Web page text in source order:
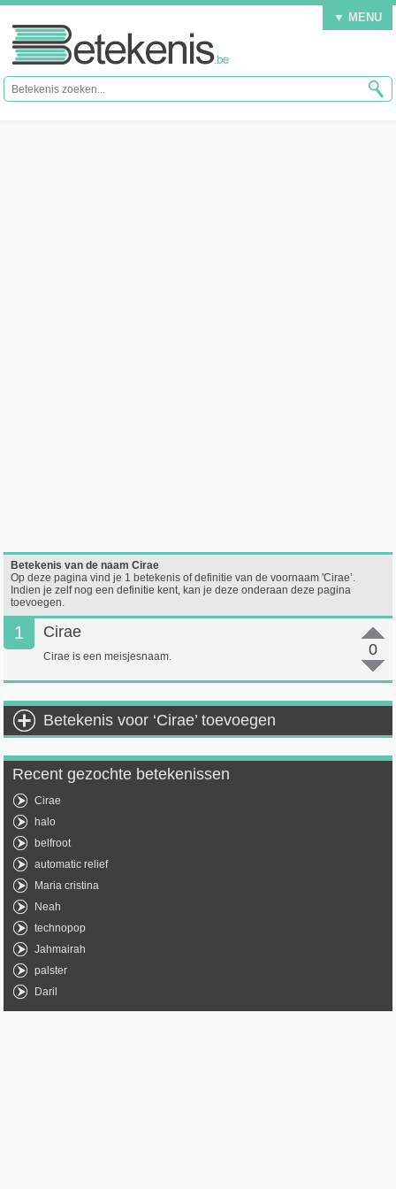
▼ MENU
Betekenis van de naam Cirae
Op deze pagina vind je 1 betekenis of definitie van de voornaam 'Cirae’.
Indien je zelf nog een definitie kent, kan je deze onderaan deze pagina
toevoegen.
1
0
Cirae
Cirae is een meisjesnaam.
Betekenis voor ‘Cirae’ toevoegen
Recent gezochte betekenissen
Cirae
halo
belfroot
automatic relief
Maria cristina
Neah
technopop
Jahmairah
palster
Daril